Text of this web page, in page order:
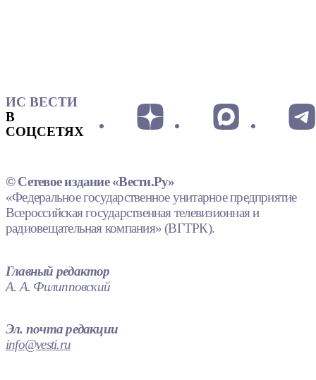
ИС ВЕСТИ
В
СОЦСЕТЯХ
© Сетевое издание «Вести.Ру»
«Федеральное государственное унитарное предприятие
Всероссийская государственная телевизионная и
радиовещательная компания» (ВГТРК).
Главный редактор
А. А. Филипповский
Эл. почта редакции
info@vesti.ru